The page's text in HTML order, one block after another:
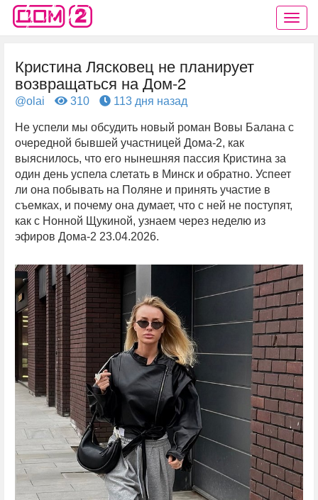
Кристина Лясковец не планирует
возвращаться на Дом-2
@olai 310 113 дня назад
Не успели мы обсудить новый роман Вовы Балана с
очередной бывшей участницей Дома-2, как
выяснилось, что его нынешняя пассия Кристина за
один день успела слетать в Минск и обратно. Успеет
ли она побывать на Поляне и принять участие в
съемках, и почему она думает, что с ней не поступят,
как с Нонной Щукиной, узнаем через неделю из
эфиров Дома-2 23.04.2026.